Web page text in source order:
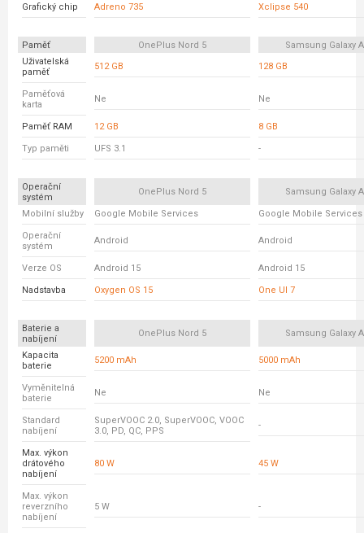
Grafický chip Adreno 735 Xclipse 540
Paměť OnePlus Nord 5
Samsung Galaxy
Uživatelská
paměť
512 GB 128 GB
Paměťová
karta
Ne Ne
Paměť RAM 12 GB 8 GB
Typ paměti UFS 3.1 -
Operační
systém
OnePlus Nord 5 Samsung Galaxy
Mobilní služby Google Mobile Services Google Mobile Services
Operační
systém
Android Android
Verze OS Android 15 Android 15
Nadstavba Oxygen OS 15 One UI 7
Baterie a
nabíjení
OnePlus Nord 5 Samsung Galaxy
Kapacita
baterie
5200 mAh 5000 mAh
Vyměnitelná
baterie
Ne Ne
Standard
nabíjení
SuperVOOC 2.0, SuperVOOC, VOOC
3.0, PD, QC, PPS
-
Max. výkon
drátového
nabíjení
80 W 45 W
Max. výkon
reverzního
nabíjení
5 W -